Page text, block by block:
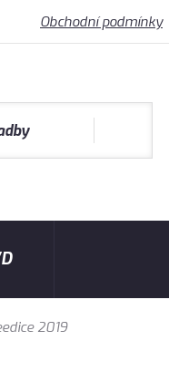
Obchodní podmínky
2019